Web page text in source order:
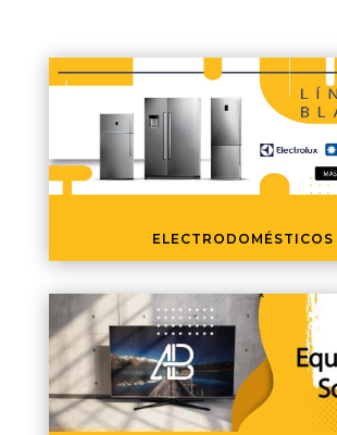
ELECTRODOMÉSTICOS